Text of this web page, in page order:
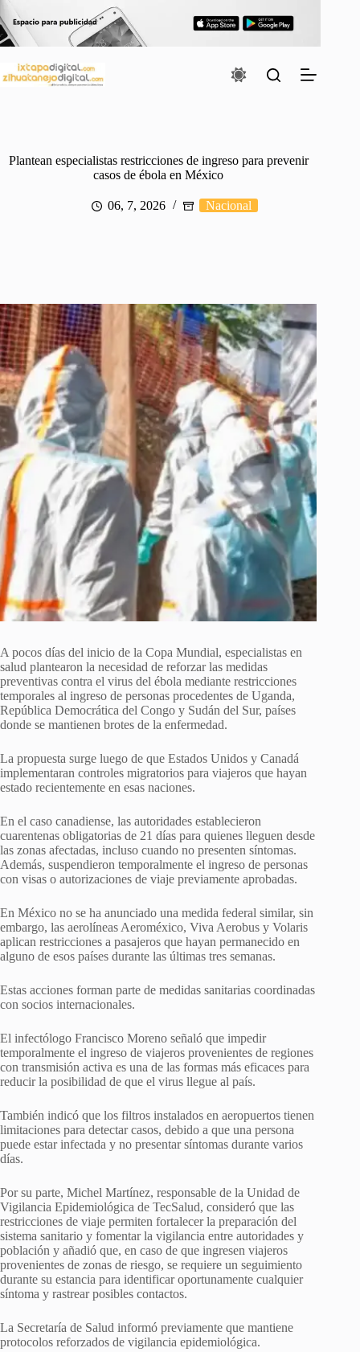
al
contenido
Plantean especialistas restricciones de ingreso para prevenir
casos de ébola en México
06, 7, 2026 Nacional
A pocos días del inicio de la Copa Mundial, especialistas en
salud plantearon la necesidad de reforzar las medidas
preventivas contra el virus del ébola mediante restricciones
temporales al ingreso de personas procedentes de Uganda,
República Democrática del Congo y Sudán del Sur, países
donde se mantienen brotes de la enfermedad.
La propuesta surge luego de que Estados Unidos y Canadá
implementaran controles migratorios para viajeros que hayan
estado recientemente en esas naciones.
En el caso canadiense, las autoridades establecieron
cuarentenas obligatorias de 21 días para quienes lleguen desde
las zonas afectadas, incluso cuando no presenten síntomas.
Además, suspendieron temporalmente el ingreso de personas
con visas o autorizaciones de viaje previamente aprobadas.
En México no se ha anunciado una medida federal similar, sin
embargo, las aerolíneas Aeroméxico, Viva Aerobus y Volaris
aplican restricciones a pasajeros que hayan permanecido en
alguno de esos países durante las últimas tres semanas.
Estas acciones forman parte de medidas sanitarias coordinadas
con socios internacionales.
El infectólogo Francisco Moreno señaló que impedir
temporalmente el ingreso de viajeros provenientes de regiones
con transmisión activa es una de las formas más eficaces para
reducir la posibilidad de que el virus llegue al país.
También indicó que los filtros instalados en aeropuertos tienen
limitaciones para detectar casos, debido a que una persona
puede estar infectada y no presentar síntomas durante varios
días.
Por su parte, Michel Martínez, responsable de la Unidad de
Vigilancia Epidemiológica de TecSalud, consideró que las
restricciones de viaje permiten fortalecer la preparación del
sistema sanitario y fomentar la vigilancia entre autoridades y
población y añadió que, en caso de que ingresen viajeros
provenientes de zonas de riesgo, se requiere un seguimiento
durante su estancia para identificar oportunamente cualquier
síntoma y rastrear posibles contactos.
La Secretaría de Salud informó previamente que mantiene
protocolos reforzados de vigilancia epidemiológica.